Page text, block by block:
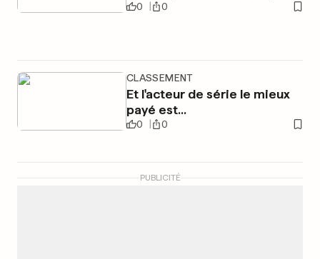
0 0
CLASSEMENT
Et l'acteur de série le mieux
payé est...
0 0
PUBLICITÉ